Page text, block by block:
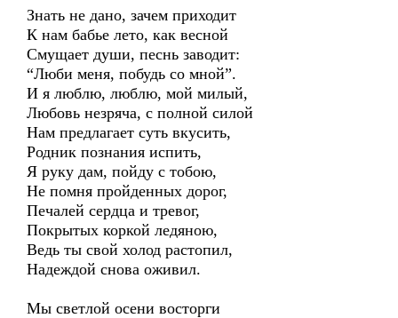
Знать не дано, зачем приходит
К нам бабье лето, как весной
Смущает души, песнь заводит:
“Люби меня, побудь со мной”.
И я люблю, люблю, мой милый,
Любовь незряча, с полной силой
Нам предлагает суть вкусить,
Родник познания испить,
Я руку дам, пойду с тобою,
Не помня пройденных дорог,
Печалей сердца и тревог,
Покрытых коркой ледяною,
Ведь ты свой холод растопил,
Надеждой снова оживил.
Мы светлой осени восторги